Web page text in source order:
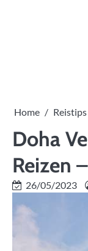
Home Reistips
Doha
Reizen
26/05/2023